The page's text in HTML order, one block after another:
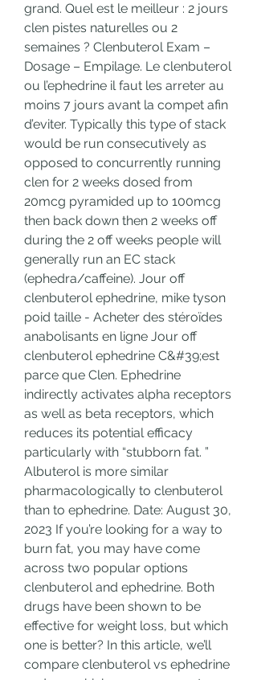
grand. Quel est le meilleur : 2 jours
clen pistes naturelles ou 2
semaines ? Clenbuterol Exam –
Dosage – Empilage. Le clenbuterol
ou l’ephedrine il faut les arreter au
moins 7 jours avant la compet afin
d’eviter. Typically this type of stack
would be run consecutively as
opposed to concurrently running
clen for 2 weeks dosed from
20mcg pyramided up to 100mcg
then back down then 2 weeks off
during the 2 off weeks people will
generally run an EC stack
(ephedra/caffeine). Jour off
clenbuterol ephedrine, mike tyson
poid taille - Acheter des stéroïdes
anabolisants en ligne Jour off
clenbuterol ephedrine C&#39;est
parce que Clen. Ephedrine
indirectly activates alpha receptors
as well as beta receptors, which
reduces its potential efficacy
particularly with “stubborn fat. ”
Albuterol is more similar
pharmacologically to clenbuterol
than to ephedrine. Date: August 30,
2023 If you’re looking for a way to
burn fat, you may have come
across two popular options
clenbuterol and ephedrine. Both
drugs have been shown to be
effective for weight loss, but which
one is better? In this article, we’ll
compare clenbuterol vs ephedrine